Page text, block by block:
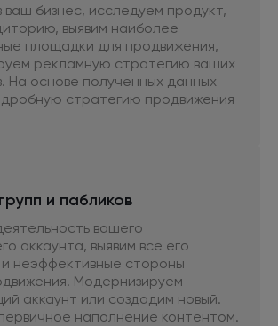
ваш бизнес, исследуем продукт,
выявим наиболее
площадки для продвижения,
рекламную стратегию ваших
На основе полученных данных
стратегию продвижения
и пабликов
вашего
аккаунта, выявим все его
и неэффективные стороны
Модернизируем
аккаунт или создадим новый.
наполнение контентом.